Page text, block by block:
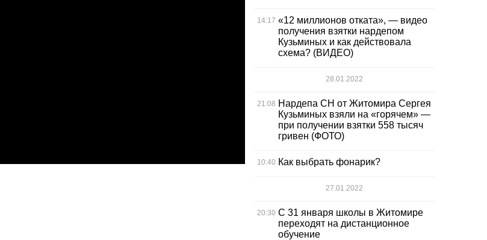
14:17 «12 миллионов отката», — видео
получения взятки нардепом
Кузьминых и как действовала
схема? (ВИДЕО)
28.01.2022
21:08 Нардепа СН от Житомира Сергея
Кузьминых взяли на «горячем» —
при получении взятки 558 тысяч
гривен (ФОТО)
10:40 Как выбрать фонарик?
27.01.2022
20:30 С 31 января школы в Житомире
переходят на дистанционное
обучение